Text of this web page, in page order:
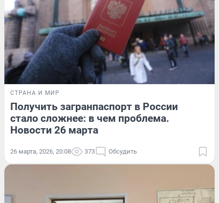
СТРАНА И МИР
Получить загранпаспорт в России
стало сложнее: в чем проблема.
Новости 26 марта
26 марта, 2026, 20:08 373 Обсудить